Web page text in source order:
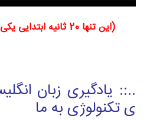
(این تنها 20 ثانیه ابتدایی یکی از ویدئوها می باشد)
..:: یادگیری زبان
ی تکنولوژی به ما